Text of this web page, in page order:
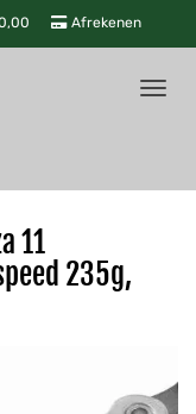
Afrekenen
11
235g,